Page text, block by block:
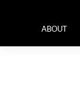
ABOUT